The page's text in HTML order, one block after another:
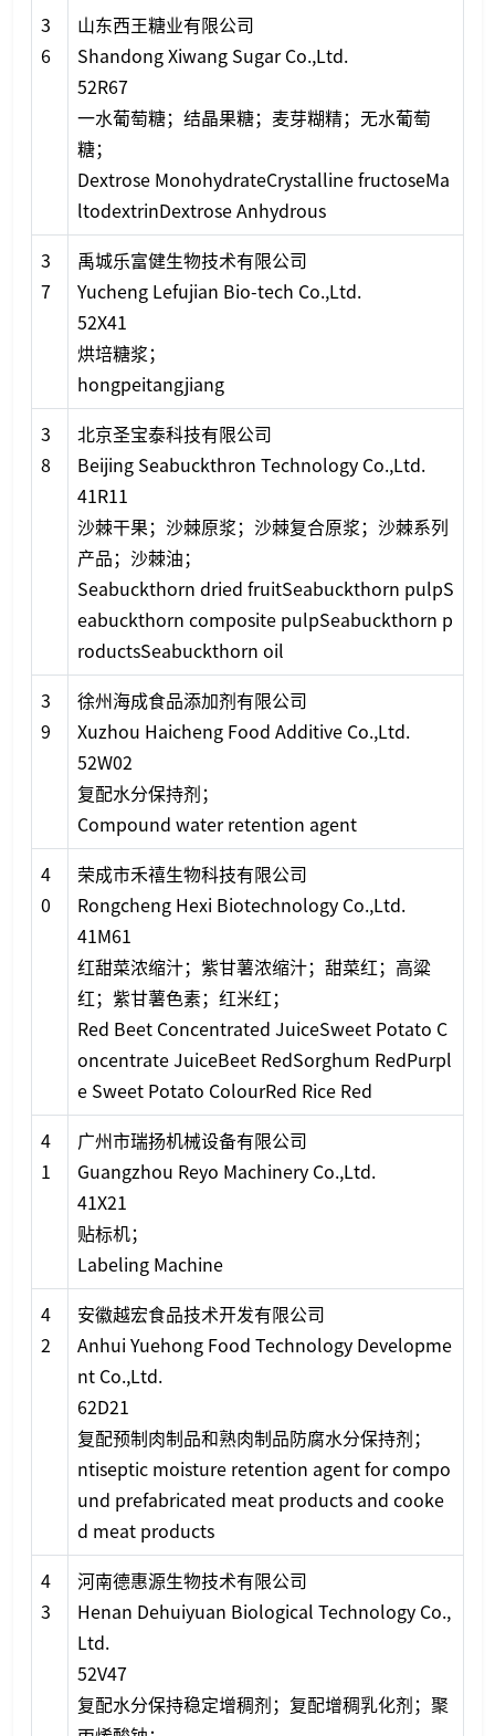
3
6
山东西王糖业有限公司
Shandong Xiwang Sugar Co.,Ltd.
52R67
一水葡萄糖；结晶果糖；麦芽糊精；无水葡萄
糖；
Dextrose MonohydrateCrystalline fructoseMa
ltodextrinDextrose Anhydrous
3
7
禹城乐富健生物技术有限公司
Yucheng Lefujian Bio-tech Co.,Ltd.
52X41
烘培糖浆；
hongpeitangjiang
3
8
北京圣宝泰科技有限公司
Beijing Seabuckthron Technology Co.,Ltd.
41R11
沙棘干果；沙棘原浆；沙棘复合原浆；沙棘系列
产品；沙棘油；
Seabuckthorn dried fruitSeabuckthorn pulpS
eabuckthorn composite pulpSeabuckthorn p
roductsSeabuckthorn oil
3
9
徐州海成食品添加剂有限公司
Xuzhou Haicheng Food Additive Co.,Ltd.
52W02
复配水分保持剂；
Compound water retention agent
4
0
荣成市禾禧生物科技有限公司
Rongcheng Hexi Biotechnology Co.,Ltd.
41M61
红甜菜浓缩汁；紫甘薯浓缩汁；甜菜红；高粱
红；紫甘薯色素；红米红；
Red Beet Concentrated JuiceSweet Potato C
oncentrate JuiceBeet RedSorghum RedPurpl
e Sweet Potato ColourRed Rice Red
4
1
广州市瑞扬机械设备有限公司
Guangzhou Reyo Machinery Co.,Ltd.
41X21
贴标机；
Labeling Machine
4
2
安徽越宏食品技术开发有限公司
Anhui Yuehong Food Technology Developme
nt Co.,Ltd.
62D21
复配预制肉制品和熟肉制品防腐水分保持剂；
ntiseptic moisture retention agent for compo
und prefabricated meat products and cooke
d meat products
4
3
河南德惠源生物技术有限公司
Henan Dehuiyuan Biological Technology Co.,
Ltd.
52V47
复配水分保持稳定增稠剂；复配增稠乳化剂；聚